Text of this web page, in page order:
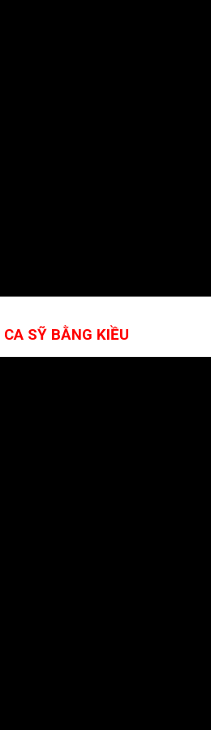
SỸ BẰNG KIỀU